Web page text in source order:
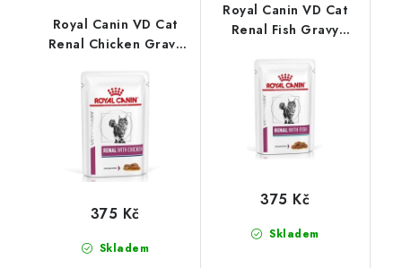
Royal Canin VD Cat
Renal Chicken Gravy
Skladem
375 Kč
Royal Canin VD Cat
Renal Fish Gravy
Skladem
375 Kč